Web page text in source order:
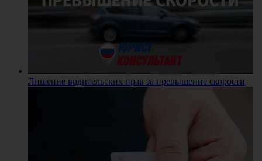
Лишение водительских прав за превышение скорости